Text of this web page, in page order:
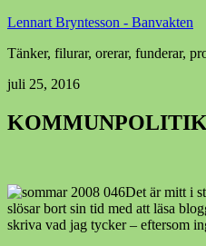
Lennart Bryntesson - Banvakten
Tänker, filurar, orerar, funderar,
juli 25, 2016
KOMMUNPOLITIK
Det är mitt i
slösar bort sin tid med att läsa
skriva vad jag tycker – eftersom